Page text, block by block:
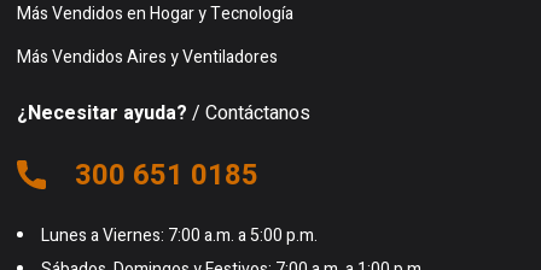
Más Vendidos en Hogar y Tecnología
Más Vendidos Aires y Ventiladores
¿Necesitar ayuda? / Contáctanos
300 651 0185
Lunes a Viernes: 7:00 a.m. a 5:00 p.m.